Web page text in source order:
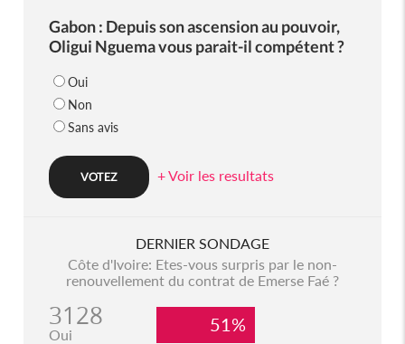
Gabon : Depuis son ascension au pouvoir,
Oligui Nguema vous parait-il compétent ?
Oui
Non
Sans avis
+ Voir les resultats
DERNIER SONDAGE
Côte d'Ivoire: Etes-vous surpris par le non-
renouvellement du contrat de Emerse Faé ?
3128
Oui 51%